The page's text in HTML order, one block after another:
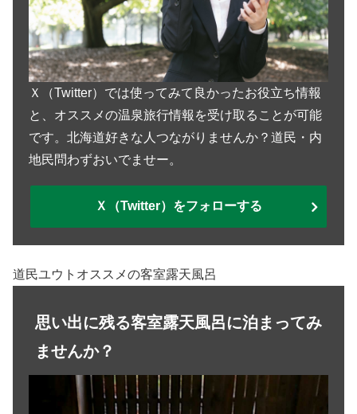
Ｘ（Twitter）では使ってみて良かったお役立ち情報
と、オススメの温泉旅行情報を受け取ることが可能
です。北海道好きな人つながりませんか？道民・内
地民問わずおいでませー。
Ｘ（Twitter）をフォローする
道民ユウトオススメの客室露天風呂
思い出に残る客室露天風呂に泊まってみ
ませんか？